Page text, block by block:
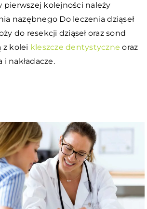
kolejności należy
nazębnego Do leczenia dziąseł
do resekcji dziąseł oraz sond
z kolei kleszcze dentystyczne oraz
nakładacze.